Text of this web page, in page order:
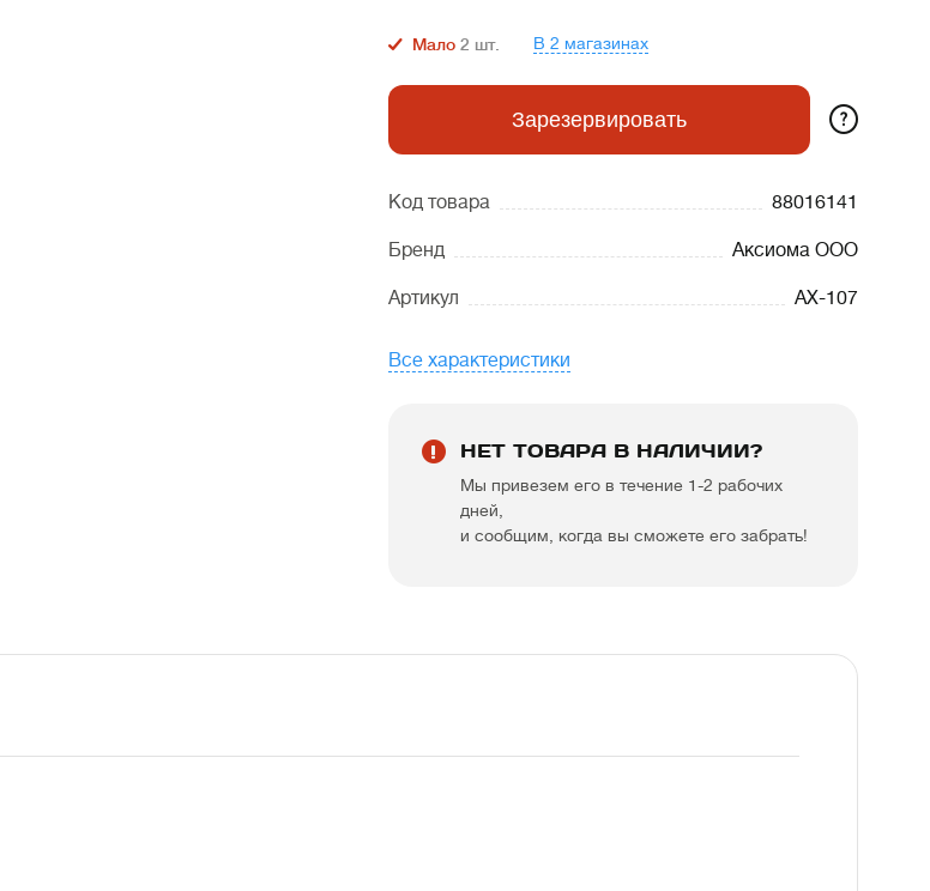
Мало 2 шт. В 2 магазинах
Зарезервировать ?
Код товара 88016141
Бренд Аксиома ООО
Артикул АХ-107
Все характеристики
НЕТ ТОВАРА В НАЛИЧИИ?
Мы привезем его в течение 1-2 рабочих
дней,
и сообщим, когда вы сможете его забрать!